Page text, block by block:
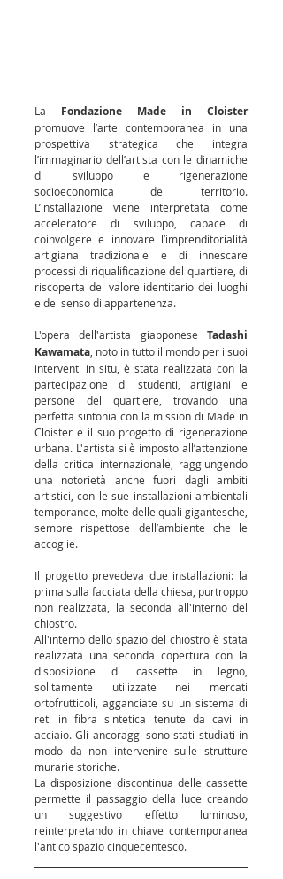
La Fondazione Made in Cloister
promuove l’arte contemporanea in una
prospettiva strategica che integra
l’immaginario dell’artista con le dinamiche
di sviluppo e rigenerazione
socioeconomica del territorio.
L’installazione viene interpretata come
acceleratore di sviluppo, capace di
coinvolgere e innovare l’imprenditorialità
artigiana tradizionale e di innescare
processi di riqualificazione del quartiere, di
riscoperta del valore identitario dei luoghi
e del senso di appartenenza.
L'opera dell'artista giapponese Tadashi
Kawamata , noto in tutto il mondo per i suoi
interventi in situ, è stata realizzata con la
partecipazione di studenti, artigiani e
persone del quartiere, trovando una
perfetta sintonia con la mission di Made in
Cloister e il suo progetto di rigenerazione
urbana. L'artista si è imposto all’attenzione
della critica internazionale, raggiungendo
una notorietà anche fuori dagli ambiti
artistici, con le sue installazioni ambientali
temporanee, molte delle quali gigantesche,
sempre rispettose dell’ambiente che le
accoglie.
Il progetto prevedeva due installazioni: la
prima sulla facciata della chiesa, purtroppo
non realizzata, la seconda all'interno del
chiostro.
All'interno dello spazio del chiostro è stata
realizzata una seconda copertura con la
disposizione di cassette in legno,
solitamente utilizzate nei mercati
ortofrutticoli, agganciate su un sistema di
reti in fibra sintetica tenute da cavi in
acciaio. Gli ancoraggi sono stati studiati in
modo da non intervenire sulle strutture
murarie storiche.
La disposizione discontinua delle cassette
permette il passaggio della luce creando
un suggestivo effetto luminoso,
reinterpretando in chiave contemporanea
l'antico spazio cinquecentesco.